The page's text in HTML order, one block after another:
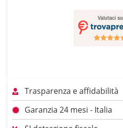
Trasparenza e affidabilità
Garanzia 24 mesi - Italia